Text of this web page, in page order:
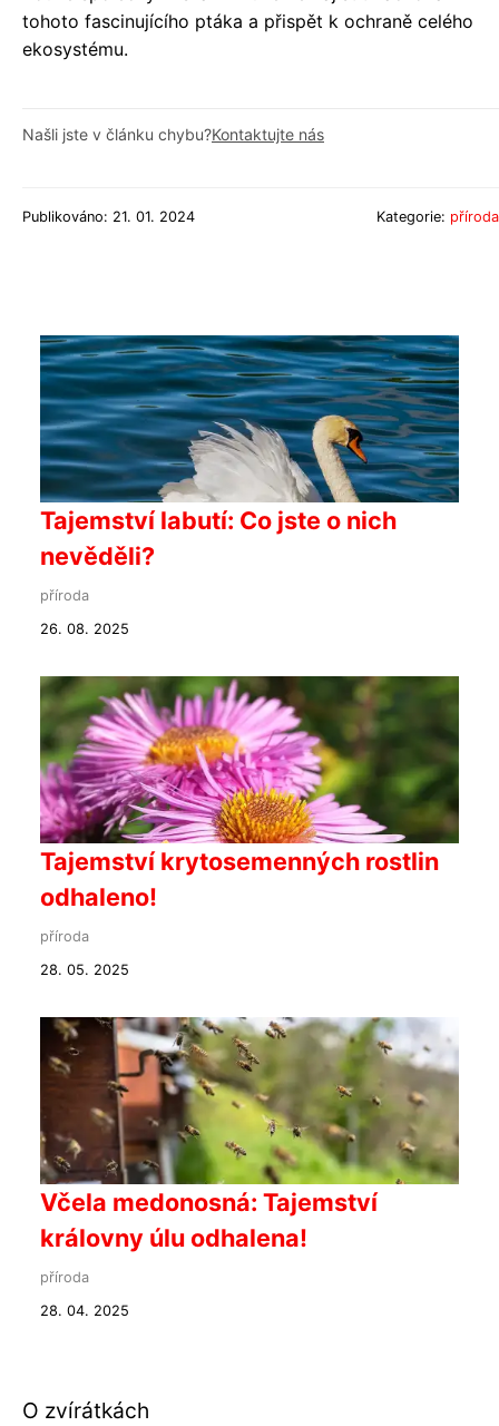
tohoto fascinujícího ptáka a přispět k ochraně celého
ekosystému.
Našli jste v článku chybu?Kontaktujte nás
Publikováno: 21. 01. 2024 Kategorie: příroda
Tajemství labutí: Co jste o nich
nevěděli?
příroda
26. 08. 2025
Tajemství krytosemenných rostlin
odhaleno!
příroda
28. 05. 2025
Včela medonosná: Tajemství
královny úlu odhalena!
příroda
28. 04. 2025
O zvírátkách